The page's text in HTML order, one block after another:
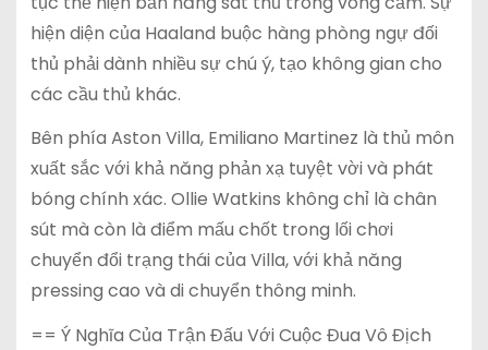
hiện diện của Haaland buộc hàng phòng ngự đối
thủ phải dành nhiều sự chú ý, tạo không gian cho
các cầu thủ khác.
Bên phía Aston Villa, Emiliano Martinez là thủ môn
xuất sắc với khả năng phản xạ tuyệt vời và phát
bóng chính xác. Ollie Watkins không chỉ là chân
sút mà còn là điểm mấu chốt trong lối chơi
chuyển đổi trạng thái của Villa, với khả năng
pressing cao và di chuyển thông minh.
== Ý Nghĩa Của Trận Đấu Với Cuộc Đua Vô Địch